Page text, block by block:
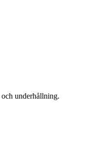
underhållning.